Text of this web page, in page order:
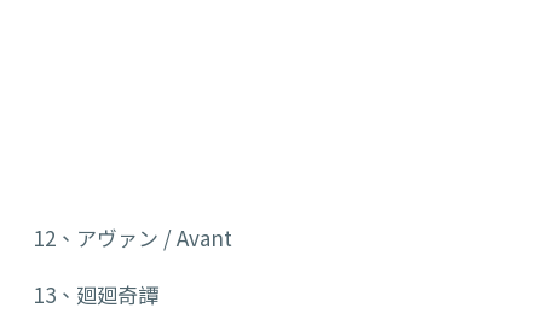
12、アヴァン /Avant
13、廻廻奇譚